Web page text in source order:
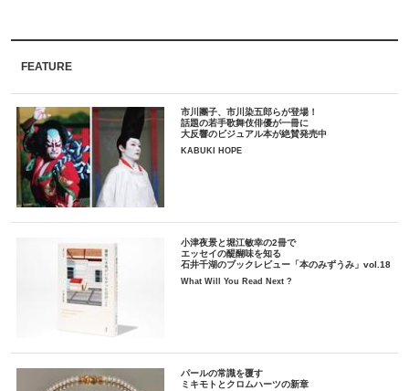
FEATURE
市川團子、市川染五郎らが登場！
話題の若手歌舞伎俳優が一冊に
大反響のビジュアル本が絶賛発売中
KABUKI HOPE
小津夜景と堀江敏幸の2冊で
エッセイの醍醐味を知る
石井千湖のブックレビュー「本のみずうみ」vol.18
What Will You Read Next ?
パールの常識を覆す
ミキモトとクロムハーツの新章